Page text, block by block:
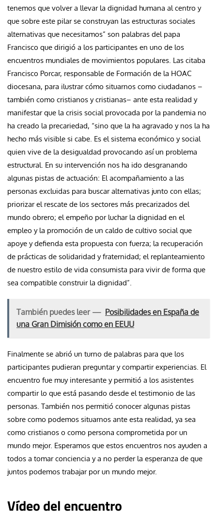
tenemos que volver a llevar la dignidad humana al centro y
que sobre este pilar se construyan las estructuras sociales
alternativas que necesitamos” son palabras del papa
Francisco que dirigió a los participantes en uno de los
encuentros mundiales de movimientos populares. Las citaba
Francisco Porcar, responsable de Formación de la HOAC
diocesana, para ilustrar cómo situarnos como ciudadanos –
también como cristianos y cristianas– ante esta realidad y
manifestar que la crisis social provocada por la pandemia no
ha creado la precariedad, “sino que la ha agravado y nos la ha
hecho más visible si cabe. Es el sistema económico y social
quien vive de la desigualdad provocando así un problema
estructural. En su intervención nos ha ido desgranando
algunas pistas de actuación: El acompañamiento a las
personas excluidas para buscar alternativas junto con ellas;
priorizar el rescate de los sectores más precarizados del
mundo obrero; el empeño por luchar la dignidad en el
empleo y la promoción de un caldo de cultivo social que
apoye y defienda esta propuesta con fuerza; la recuperación
de prácticas de solidaridad y fraternidad; el replanteamiento
de nuestro estilo de vida consumista para vivir de forma que
sea compatible construir la dignidad”.
También puedes leer — Posibilidades en España de
una Gran Dimisión como en EEUU
Finalmente se abrió un turno de palabras para que los
participantes pudieran preguntar y compartir experiencias. El
encuentro fue muy interesante y permitió a los asistentes
compartir lo que está pasando desde el testimonio de las
personas. También nos permitió conocer algunas pistas
sobre como podemos situarnos ante esta realidad, ya sea
como cristianos o como persona comprometida por un
mundo mejor. Esperamos que estos encuentros nos ayuden a
todos a tomar conciencia y a no perder la esperanza de que
juntos podemos trabajar por un mundo mejor.
Vídeo del encuentro